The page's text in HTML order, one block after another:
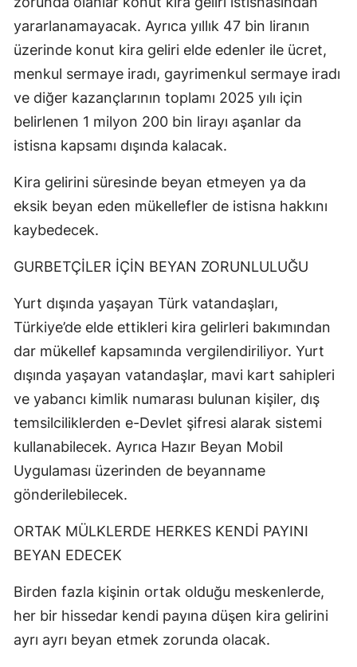
yararlanamayacak. Ayrıca yıllık 47 bin liranın
üzerinde konut kira geliri elde edenler ile ücret,
menkul sermaye iradı, gayrimenkul sermaye iradı
ve diğer kazançlarının toplamı 2025 yılı için
belirlenen 1 milyon 200 bin lirayı aşanlar da
istisna kapsamı dışında kalacak.
Kira gelirini süresinde beyan etmeyen ya da
eksik beyan eden mükellefler de istisna hakkını
kaybedecek.
GURBETÇİLER İÇİN BEYAN ZORUNLULUĞU
Yurt dışında yaşayan Türk vatandaşları,
Türkiye’de elde ettikleri kira gelirleri bakımından
dar mükellef kapsamında vergilendiriliyor. Yurt
dışında yaşayan vatandaşlar, mavi kart sahipleri
ve yabancı kimlik numarası bulunan kişiler, dış
temsilciliklerden e-Devlet şifresi alarak sistemi
kullanabilecek. Ayrıca Hazır Beyan Mobil
Uygulaması üzerinden de beyanname
gönderilebilecek.
ORTAK MÜLKLERDE HERKES KENDİ PAYINI
BEYAN EDECEK
Birden fazla kişinin ortak olduğu meskenlerde,
her bir hissedar kendi payına düşen kira gelirini
ayrı ayrı beyan etmek zorunda olacak.